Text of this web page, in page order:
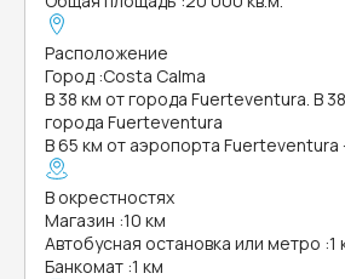
Расположение
Город :Costa Calma
В 38 км от города Fuerteventura. В
города Fuerteventura
В 65 км от аэропорта Fuerteventura
В окрестностях
Магазин :10 км
Автобусная остановка или метро :1
Банкомат :1 км